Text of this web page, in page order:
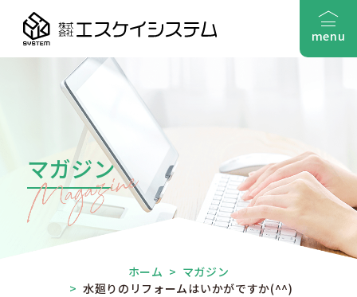
menu
マガジン
ホーム > マガジン
> 水廻りのリフォームはいかがですか(^^)